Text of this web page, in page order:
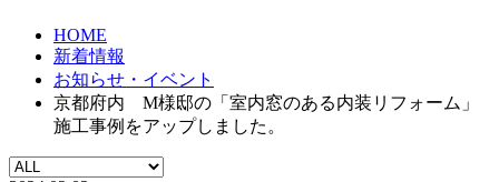
HOME
新着情報
お知らせ・イベント
京都府内 M様邸の「室内窓のある内装リフォーム」
施工事例をアップしました。